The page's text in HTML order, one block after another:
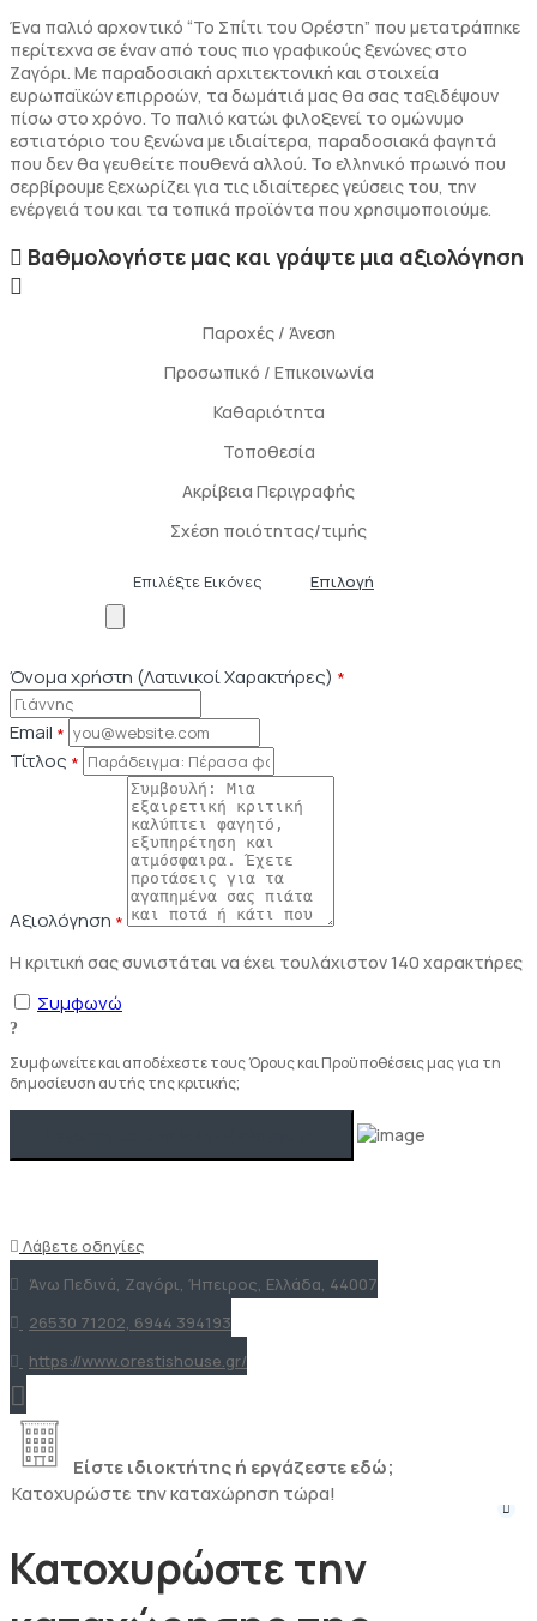
Ένα παλιό αρχοντικό “Το Σπίτι του Ορέστη” που μετατράπηκε
περίτεχνα σε έναν από τους πιο γραφικούς ξενώνες στο
Ζαγόρι. Με παραδοσιακή αρχιτεκτονική και στοιχεία
ευρωπαϊκών επιρροών, τα δωμάτιά μας θα σας ταξιδέψουν
πίσω στο χρόνο. Το παλιό κατώι φιλοξενεί το ομώνυμο
εστιατόριο του ξενώνα με ιδιαίτερα, παραδοσιακά φαγητά
που δεν θα γευθείτε πουθενά αλλού. Το ελληνικό πρωινό που
σερβίρουμε ξεχωρίζει για τις ιδιαίτερες γεύσεις του, την
ενέργειά του και τα τοπικά προϊόντα που χρησιμοποιούμε.
Βαθμολογήστε μας και γράψτε μια αξιολόγηση
Παροχές / Άνεση
Προσωπικό / Επικοινωνία
Καθαριότητα
Τοποθεσία
Ακρίβεια Περιγραφής
Σχέση ποιότητας/τιμής
Επιλέξτε Εικόνες Επιλογή
Όνομα χρήστη (Λατινικοί Χαρακτήρες) *
Email *
Τίτλος *
Αξιολόγηση *
Η κριτική σας συνιστάται να έχει τουλάχιστον 140 χαρακτήρες
Συμφωνώ
Συμφωνείτε και αποδέχεστε τους Όρους και Προϋποθέσεις μας για τη
δημοσίευση αυτής της κριτικής;
Λάβετε οδηγίες
Άνω Πεδινά, Ζαγόρι, Ήπειρος, Ελλάδα, 44007
26530 71202, 6944 394193
https://www.orestishouse.gr/
Είστε ιδιοκτήτης ή εργάζεστε εδώ;
Κατοχυρώστε την καταχώρηση τώρα!
Κατοχυρώστε την